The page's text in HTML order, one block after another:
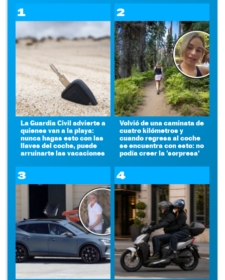
1
La Guardia Civil advierte a
quienes van a la playa:
nunca hagas esto con las
llaves del coche, puede
arruinarte las vacaciones
2
Volvió de una caminata de
cuatro kilómetros y
cuando regresa al coche
se encuentra con esto: no
podía creer la 'sorpresa'
3 4